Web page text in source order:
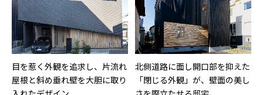
目を惹く外観を追求し、片流れ
屋根と斜め垂れ壁を大胆に取り
北側道路に面し開口部を抑えた
「閉じる外観」が、壁面の美し